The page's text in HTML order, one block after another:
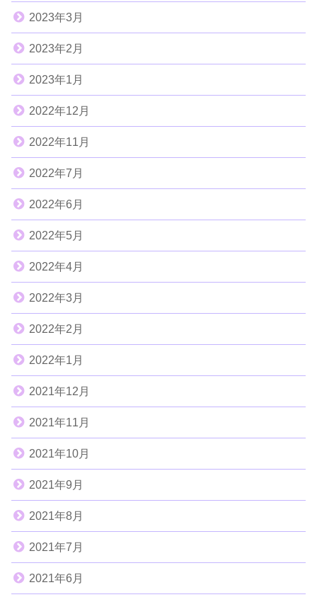
2023年3月
2023年2月
2023年1月
2022年12月
2022年11月
2022年7月
2022年6月
2022年5月
2022年4月
2022年3月
2022年2月
2022年1月
2021年12月
2021年11月
2021年10月
2021年9月
2021年8月
2021年7月
2021年6月